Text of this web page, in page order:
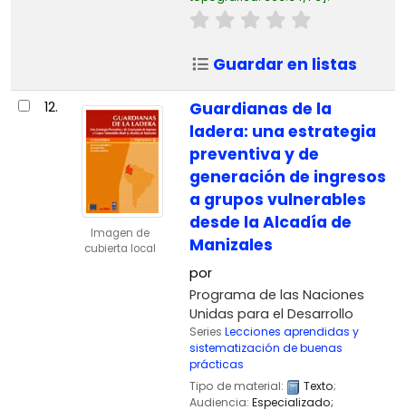
Guardar en listas
12.
Imagen de
cubierta local
Guardianas de la
ladera: una estrategia
preventiva y de
generación de ingresos
a grupos vulnerables
desde la Alcadía de
Manizales
por
Programa de las Naciones
Unidas para el Desarrollo
Series Lecciones aprendidas y
sistematización de buenas
prácticas
Tipo de material:
Texto;
Audiencia: Especializado;